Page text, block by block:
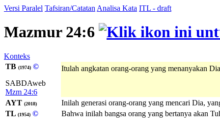
Versi Paralel Tafsiran/Catatan Analisa Kata ITL - draft
Mazmur 24:6
Konteks
TB (1974) ©
SABDAweb
Mzm 24:6
Itulah angkatan orang-orang yang menanyakan
AYT (2018)
Inilah generasi orang-orang yang mencari Dia,
TL (1954) ©
Bahwa inilah bangsa orang yang bertanya akan